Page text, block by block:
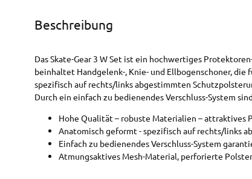
Beschreibung
Das Skate-Gear 3 W Set ist ein hochwertiges
beinhaltet Handgelenk-, Knie- und Ellbogenschoner,
spezifisch auf rechts/links abgestimmten
Durch ein einfach zu bedienendes Verschluss-System
Hohe Qualität – robuste Materialien – attraktives
Anatomisch geformt - spezifisch auf rechts/links
Einfach zu bedienendes Verschluss-System
Atmungsaktives Mesh-Material, perforierte